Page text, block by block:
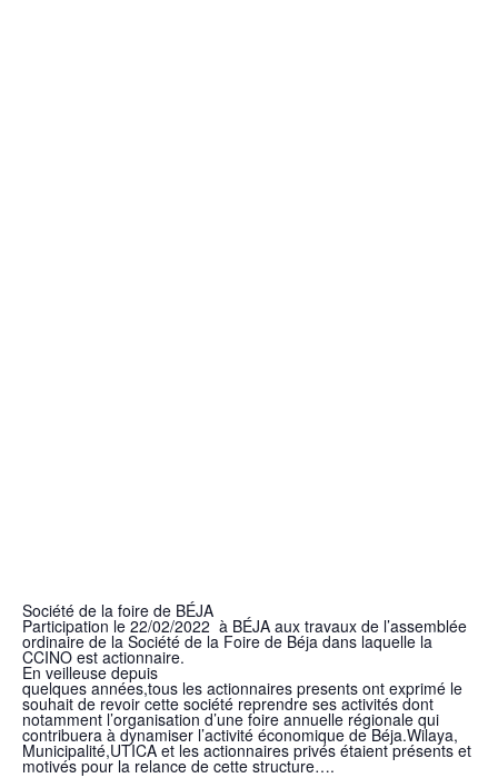
Société de la foire de BÉJA
Participation le 22/02/2022 à BÉJA aux travaux de l’assemblée
ordinaire de la Société de la Foire de Béja dans laquelle la
CCINO est actionnaire.
En veilleuse depuis
quelques années,tous les actionnaires presents ont exprimé le
souhait de revoir cette société reprendre ses activités dont
notamment l’organisation d’une foire annuelle régionale qui
contribuera à dynamiser l’activité économique de Béja.Wilaya,
Municipalité,UTICA et les actionnaires privés étaient présents et
motivés pour la relance de cette structure….